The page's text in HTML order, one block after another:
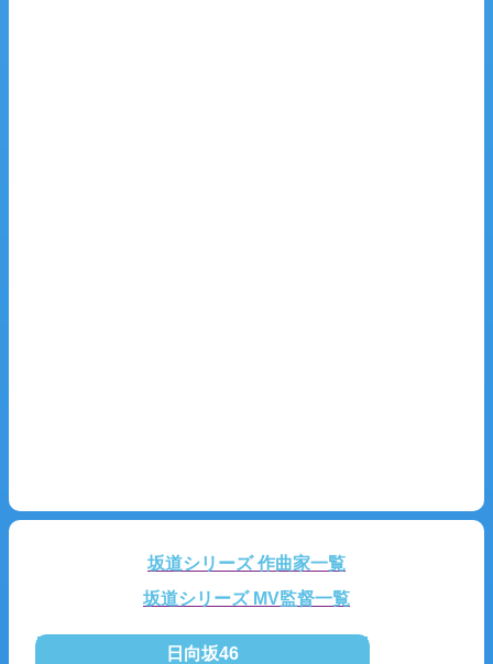
坂道シリーズ 作曲家一覧
坂道シリーズ MV監督一覧
日向坂46